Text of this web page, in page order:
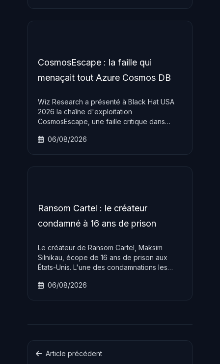
CosmosEscape : la faille qui
menaçait tout Azure Cosmos DB
Wiz Research a présenté à Black Hat USA
2026 la chaîne d'exploitation
CosmosEscape, une faille critique dans
attaquant de lire et d'écrire dans n'importe
06/08/2026
Ransom Cartel : le créateur
condamné à 16 ans de prison
Le créateur de Ransom Cartel, Maksim
Silnikau, écope de 16 ans de prison aux
États-Unis. L'une des condamnations les
opérateur de ransomware-as-a-service.
06/08/2026
Article précédent